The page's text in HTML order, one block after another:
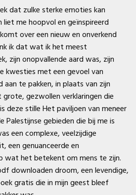
dat zulke sterke emoties kan
me hoopvol en geïnspireerd
over een nieuw en onverkend
ik dat wat ik het meest
zijn onopvallende aard was, zijn
kwesties met een gevoel van
aan te pakken, in plaats van zijn
gezwollen verklaringen die
deze stille Het paviljoen van meneer
gebieden die bij me is
een complexe, veelzijdige
een genuanceerde en
wat het betekent om mens te zijn.
downloaden droom, een levendige,
gratis die in mijn geest bleef